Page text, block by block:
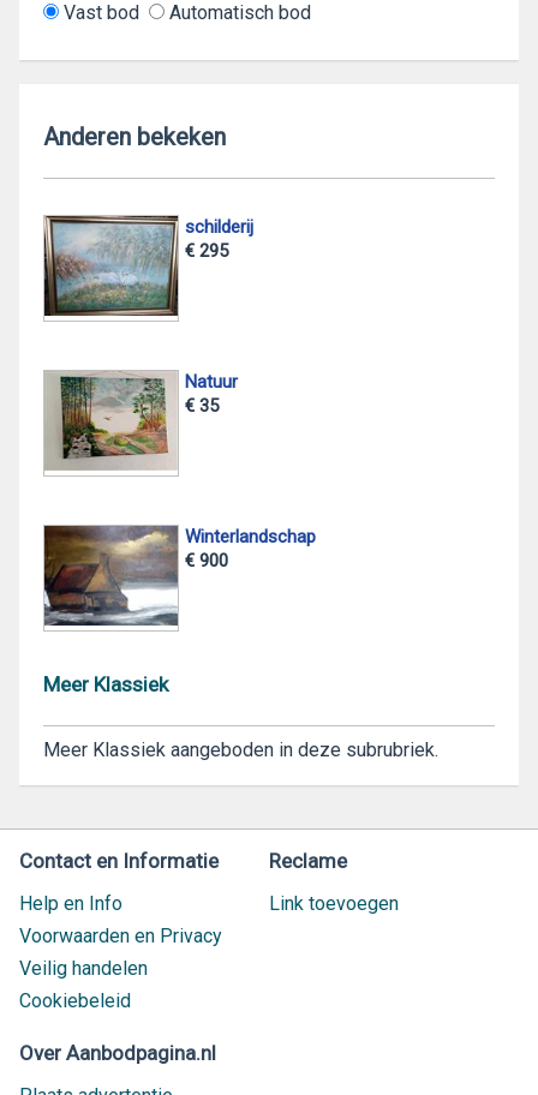
Vast bod Automatisch bod
Anderen bekeken
schilderij
€ 295
Natuur
€ 35
Winterlandschap
€ 900
Meer Klassiek
Meer Klassiek aangeboden in deze subrubriek.
Contact en Informatie
Help en Info
Voorwaarden en Privacy
Veilig handelen
Cookiebeleid
Reclame
Link toevoegen
Over Aanbodpagina.nl